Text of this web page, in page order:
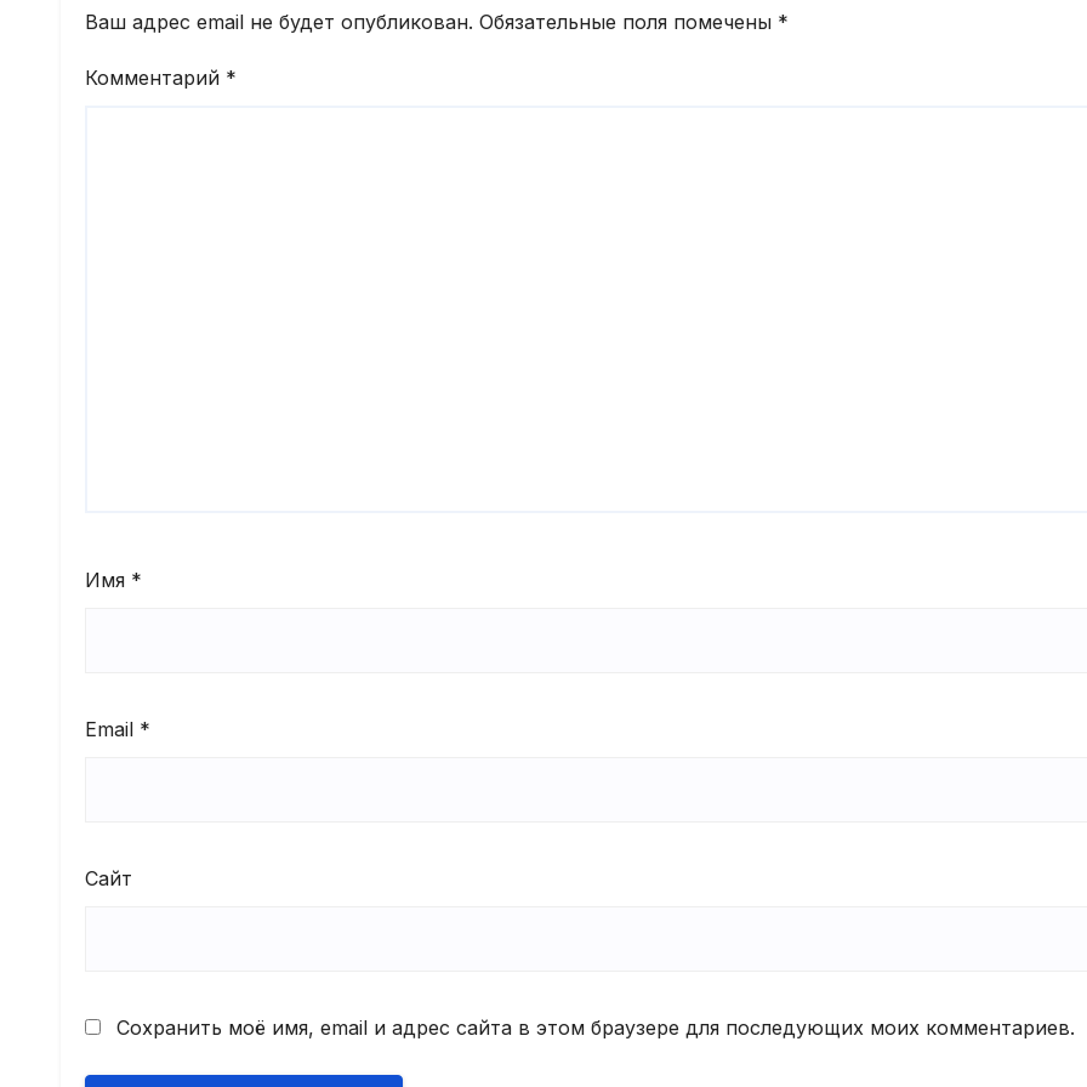
Ваш адрес email не будет опубликован. Обязательные поля помечены *
Комментарий *
Имя *
Email *
Сайт
Сохранить моё имя, email и адрес сайта в этом браузере для последующих моих комментариев.